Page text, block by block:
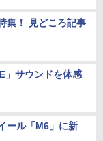
集！ 見どころ記事
」サウンドを体感
ール「M6」に新